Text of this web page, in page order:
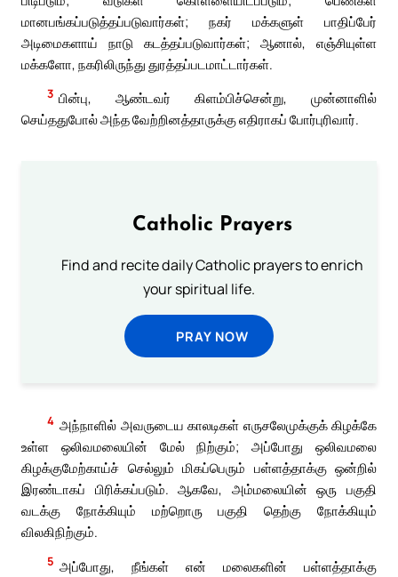
மானபங்கப்படுத்தப்படுவார்கள்; நகர் மக்களுள் பாதிப்பேர்
அடிமைகளாய் நாடு கடத்தப்படுவார்கள்; ஆனால், எஞ்சியுள்ள
மக்களோ, நகரிலிருந்து துரத்தப்படமாட்டார்கள்.
3 பின்பு, ஆண்டவர் கிளம்பிச்சென்று, முன்னாளில்
செய்ததுபோல் அந்த வேற்றினத்தாருக்கு எதிராகப் போர்புரிவார்.
Catholic Prayers
Find and recite daily Catholic prayers to enrich
your spiritual life.
PRAY NOW
4 அந்நாளில் அவருடைய காலடிகள் எருசலேமுக்குக் கிழக்கே
உள்ள ஒலிவமலையின் மேல் நிற்கும்; அப்போது ஒலிவமலை
கிழக்குமேற்காய்ச் செல்லும் மிகப்பெரும் பள்ளத்தாக்கு ஒன்றில்
இரண்டாகப் பிரிக்கப்படும். ஆகவே, அம்மலையின் ஒரு பகுதி
வடக்கு நோக்கியும் மற்றொரு பகுதி தெற்கு நோக்கியும்
விலகிநிற்கும்.
5 அப்போது, நீங்கள் என் மலைகளின் பள்ளத்தாக்கு